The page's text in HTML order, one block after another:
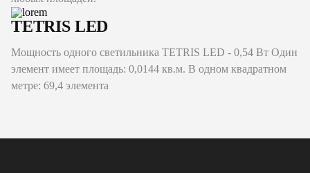
TETRIS LED
Мощность одного светильника TETRIS LED - 0,54 Вт Один
элемент имеет площадь: 0,0144 кв.м. В одном квадратном
метре: 69,4 элемента